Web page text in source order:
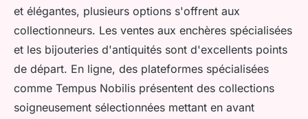
et élégantes, plusieurs options s'offrent aux
collectionneurs. Les ventes aux enchères spécialisées
et les bijouteries d'antiquités sont d'excellents points
de départ. En ligne, des plateformes spécialisées
comme Tempus Nobilis présentent des collections
soigneusement sélectionnées mettant en avant